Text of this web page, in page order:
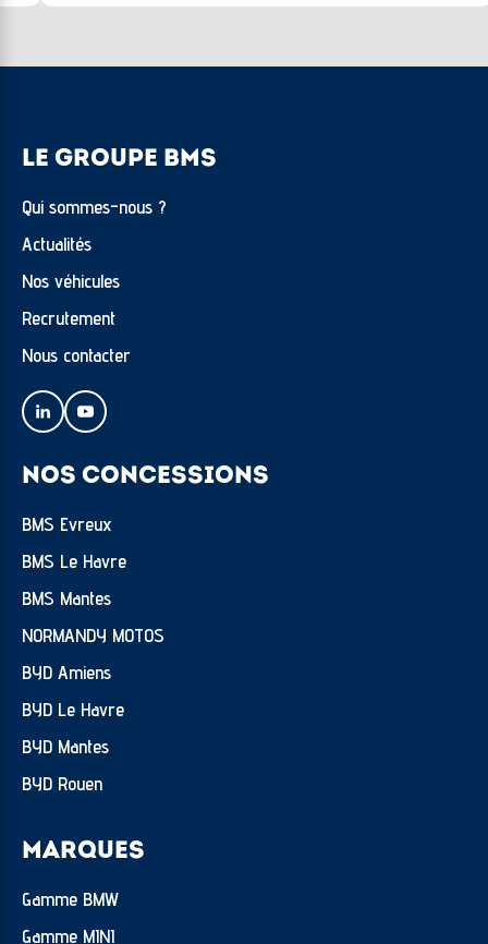
LE GROUPE BMS
Qui sommes-nous ?
Actualités
Nos véhicules
Recrutement
Nous contacter
NOS CONCESSIONS
BMS Evreux
BMS Le Havre
BMS Mantes
NORMANDY MOTOS
BYD Amiens
BYD Le Havre
BYD Mantes
BYD Rouen
MARQUES
Gamme BMW
Gamme MINI